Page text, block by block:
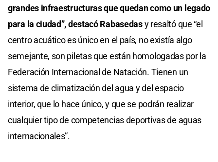
grandes infraestructuras que quedan como un legado
para la ciudad”, destacó Rabasedasy resaltó que “el
centro acuático es único en el país, no existía algo
semejante, son piletas que están homologadas por la
Federación Internacional de Natación. Tienen un
sistema de climatización del agua y del espacio
interior, que lo hace único, y que se podrán realizar
cualquier tipo de competencias deportivas de aguas
internacionales”.